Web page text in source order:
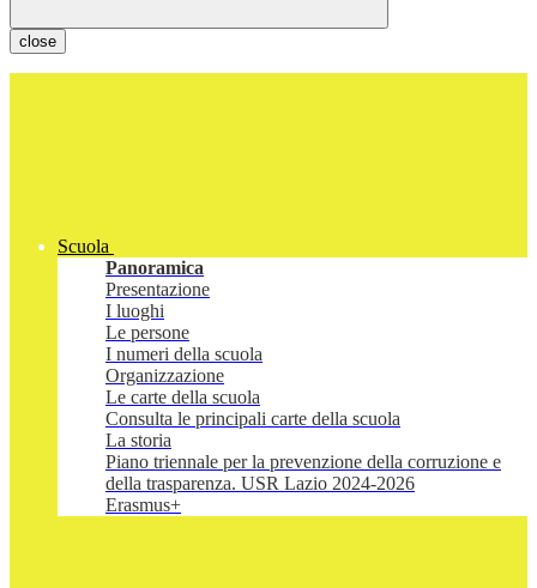
close
Scuola
Panoramica
Presentazione
I luoghi
Le persone
I numeri della scuola
Organizzazione
Le carte della scuola
Consulta le principali carte della scuola
La storia
Piano triennale per la prevenzione della corruzione e
della trasparenza. USR Lazio 2024-2026
Erasmus+